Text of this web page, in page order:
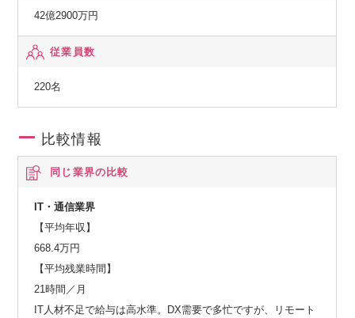
42億2900万円
従業員数
220名
比較情報
同じ業界の比較
IT・通信業界
【平均年収】
668.4万円
【平均残業時間】
21時間／月
IT人材不足で給与は高水準。DX需要で多忙ですが、リモート